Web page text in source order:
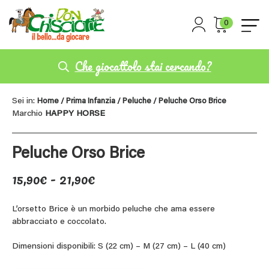
0
Che giocattolo stai cercando?
Sei in: Home / Prima Infanzia / Peluche / Peluche Orso Brice
Marchio HAPPY HORSE
Peluche Orso Brice
15,90€- 21,90€Fascia
prezzo:
15,90€
L’orsetto Brice è un morbido peluche che ama essere
abbracciato e coccolato.
Dimensioni disponibili: S (22 cm) – M (27 cm) – L (40 cm)